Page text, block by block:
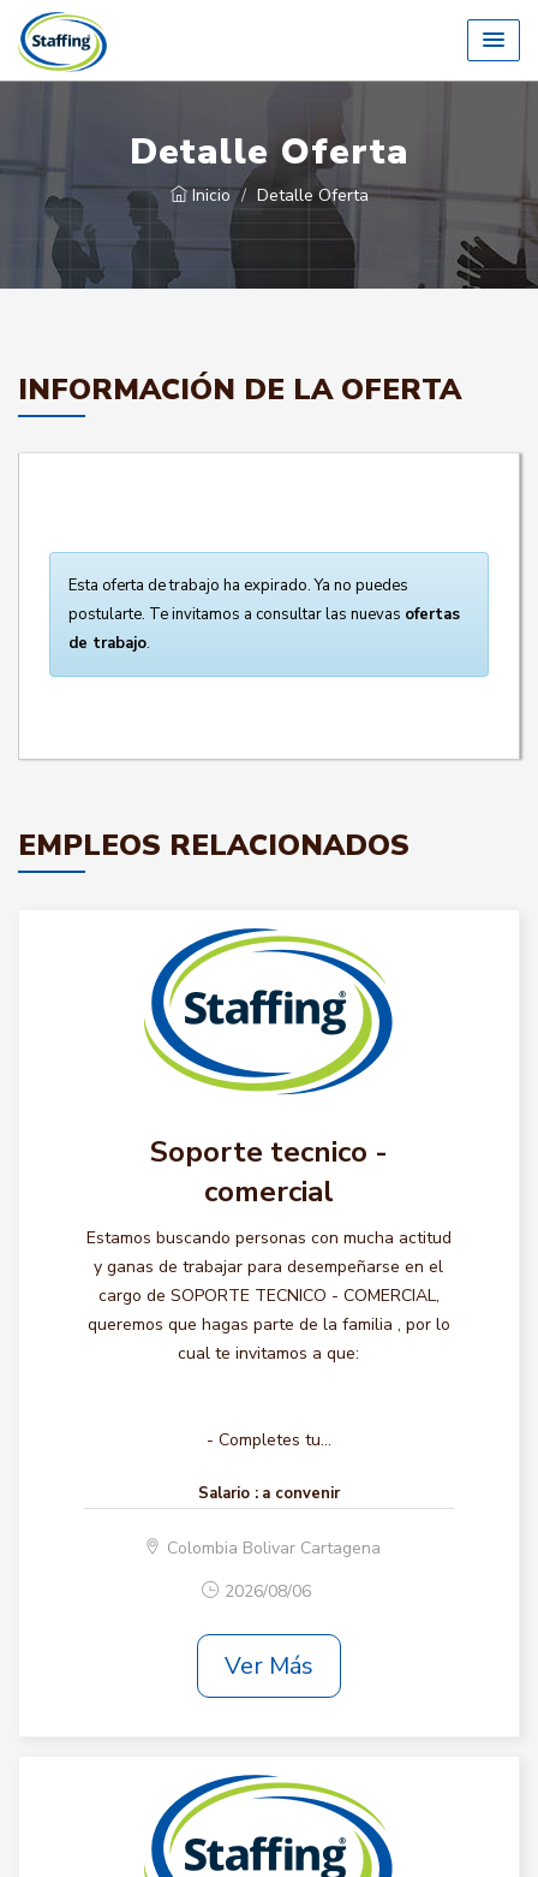
Detalle Oferta
Inicio Detalle Oferta
INFORMACIÓN DE LA OFERTA
Esta oferta de trabajo ha expirado. Ya no puedes
postularte. Te invitamos a consultar las nuevas ofertas
de trabajo.
EMPLEOS RELACIONADOS
Soporte tecnico -
comercial
Estamos buscando personas con mucha actitud
y ganas de trabajar para desempeñarse en el
cargo de SOPORTE TECNICO - COMERCIAL,
queremos que hagas parte de la familia , por lo
cual te invitamos a que:
- Completes tu...
Salario : a convenir
Colombia Bolivar Cartagena
2026/08/06
Ver Más